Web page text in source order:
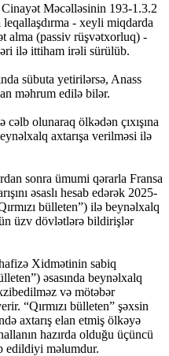
Məcəlləsinin 193-1.3.2
- xeyli miqdarda
alma (passiv rüşvətxorluq) -
ilə ittiham irəli sürülüb.
sübuta yetirilərsə, Anass
məhrum edilə bilər.
olunaraq ölkədən çıxışına
axtarışa verilməsi ilə
sonra ümumi qərarla Fransa
əsaslı hesab edərək 2025-
bülleten”) ilə beynəlxalq
üzv dövlətlərə bildirişlər
Xidmətinin sabiq
əsasında beynəlxalq
və mötəbər
“Qırmızı bülleten” şəxsin
axtarış elan etmiş ölkəyə
hazırda olduğu üçüncü
edildiyi məlumdur.